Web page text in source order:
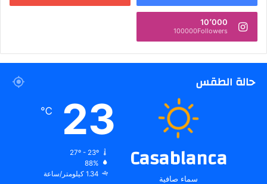
10٬000
100000Followers
حالة الطقس
Casablanca
سماء صافية
23
℃
27º - 23º
88%
1.34 كيلومتر/ساعة